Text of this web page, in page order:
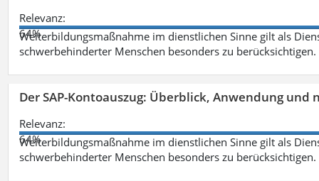
Relevanz:
64%
Weiterbildungsmaßnahme im dienstlichen Sinne gilt als
schwerbehinderter Menschen besonders zu berücksichtigen.
Der SAP-Kontoauszug: Überblick, Anwendung
Relevanz:
64%
Weiterbildungsmaßnahme im dienstlichen Sinne gilt als
schwerbehinderter Menschen besonders zu berücksichtigen.